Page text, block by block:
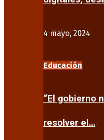
4 mayo, 2024
Educación
“El gobierno
resolver el…